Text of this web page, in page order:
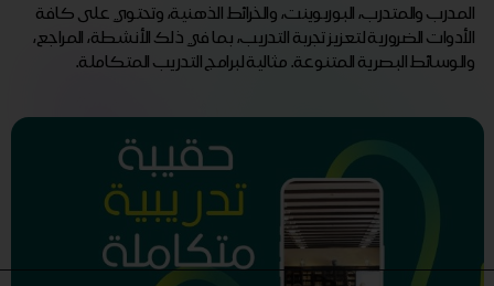
المدرب والمتدرب، البوربوينت، والخرائط الذهنية، وتحتوي على كافة
الأدوات الضرورية لتعزيز تجربة التدريب، بما في ذلك الأنشطة، المراجع،
والوسائط البصرية المتنوعة. مثالية لبرامج التدريب المتكاملة.